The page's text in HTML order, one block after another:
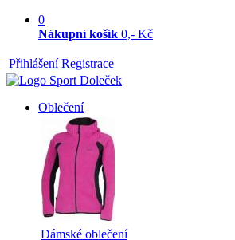
0
Nákupní košík 0,- Kč
Přihlášení Registrace
Oblečení
Dámské oblečení